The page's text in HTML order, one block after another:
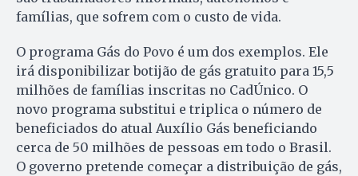
famílias, que sofrem com o custo de vida.
O programa Gás do Povo é um dos exemplos. Ele
irá disponibilizar botijão de gás gratuito para 15,5
milhões de famílias inscritas no CadÚnico. O
novo programa substitui e triplica o número de
beneficiados do atual Auxílio Gás beneficiando
cerca de 50 milhões de pessoas em todo o Brasil.
O governo pretende começar a distribuição de gás,